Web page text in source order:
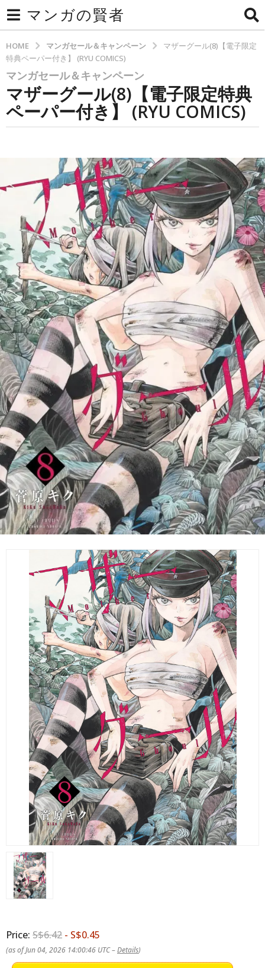
マンガの賢者
HOME マンガセール＆キャンペーン
マザーグール(8)【電子限定
特典ペーパー付き】 (RYU COMICS)
2
か
月
a
月
マンガセール＆キャンペーン
マザーグール(8)【電子限定特典
ペーパー付き】 (RYU COMICS)
t
e
Price: S$6.42 - S$0.45
(as of Jun 04, 2026 14:00:46 UTC –Details)